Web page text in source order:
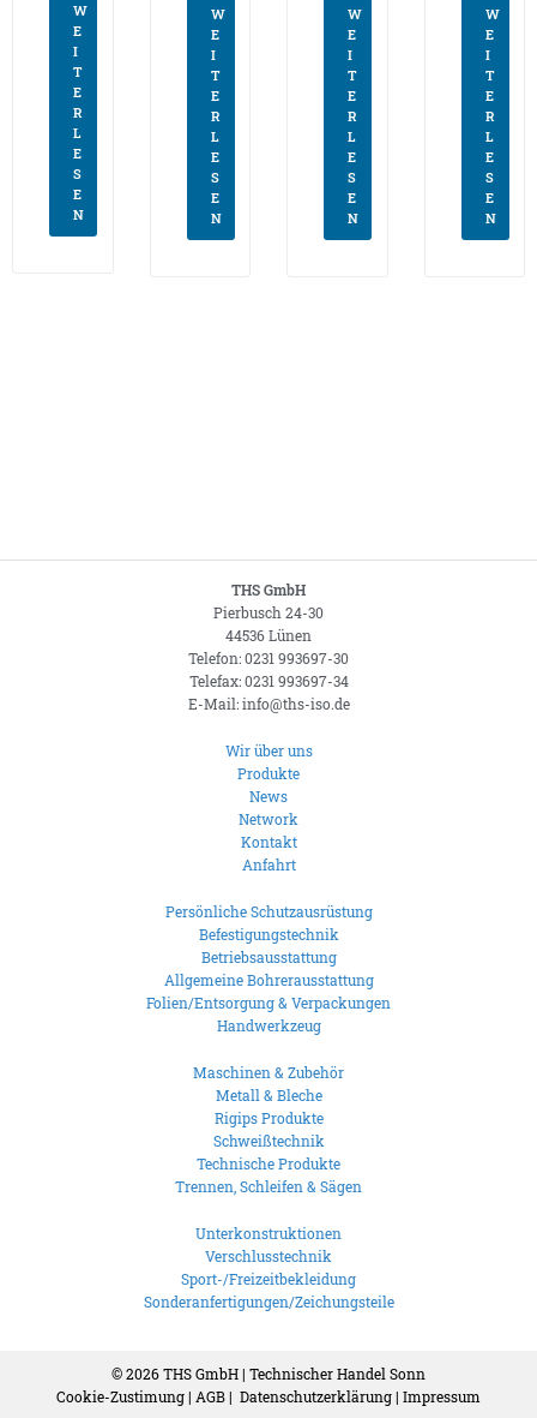
W
E
I
T
E
R
L
E
S
E
N
W
E
I
T
E
R
L
E
S
E
N
W
E
I
T
E
R
L
E
S
E
N
W
E
I
T
E
R
L
E
S
E
N
THS GmbH
Pierbusch 24-30
44536 Lünen
Telefon: 0231 993697-30
Telefax: 0231 993697-34
E-Mail: info@ths-iso.de
Wir über uns
Produkte
News
Network
Kontakt
Anfahrt
Persönliche Schutzausrüstung
Befestigungstechnik
Betriebsausstattung
Allgemeine Bohrerausstattung
Folien/Entsorgung & Verpackungen
Handwerkzeug
Maschinen & Zubehör
Metall & Bleche
Rigips Produkte
Schweißtechnik
Technische Produkte
Trennen, Schleifen & Sägen
Unterkonstruktionen
Verschlusstechnik
Sport-/Freizeitbekleidung
Sonderanfertigungen/Zeichungsteile
© 2026THS GmbH | Technischer Handel Sonn
Cookie-Zustimung| AGB| Datenschutzerklärung| Impressum